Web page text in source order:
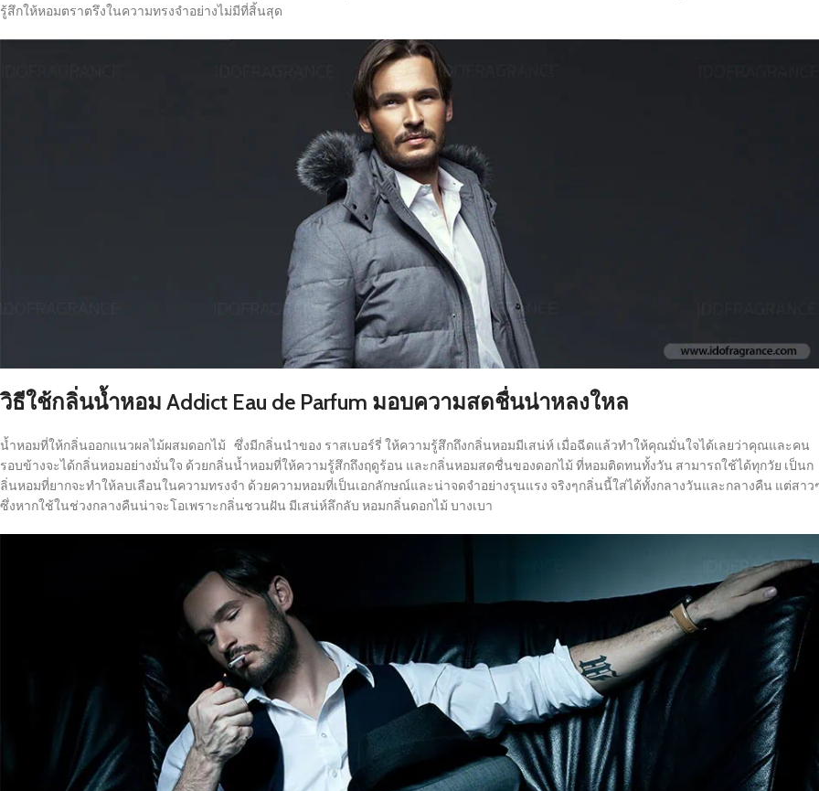
รู้สึกให้หอมตราตรึงในความทรงจำอย่างไม่มีที่สิ้นสุด
วิธีใช้กลิ่นน้ำหอม Addict Eau de Parfum มอบความสดชื่นน่าหลงใหล
น้ำหอมที่ให้กลิ่นออกแนวผลไม้ผสมดอกไม้ ซึ่งมีกลิ่นนำของ ราสเบอร์รี่ ให้ความรู้สึกถึงกลิ่นหอมมีเสน่ห์ เมื่อฉีดแล้วทำให้คุณมั่นใจได้เลยว่าคุณและคน
รอบข้างจะได้กลิ่นหอมอย่างมั่นใจ ด้วยกลิ่นน้ำหอมที่ให้ความรู้สึกถึงฤดูร้อน และกลิ่นหอมสดชื่นของดอกไม้ ที่หอมติดทนทั้งวัน สามารถใช้ได้ทุกวัย เป็นก
ลิ่นหอมที่ยากจะทำให้ลบเลือนในความทรงจำ ด้วยความหอมที่เป็นเอกลักษณ์และน่าจดจำอย่างรุนแรง จริงๆกลิ่นนี้ใส่ได้ทั้งกลางวันและกลางคืน แต่สาว
ซึ่งหากใช้ในช่วงกลางคืนน่าจะโอเพราะกลิ่นชวนฝัน มีเสน่ห์ลึกลับ หอมกลิ่นดอกไม้ บางเบา